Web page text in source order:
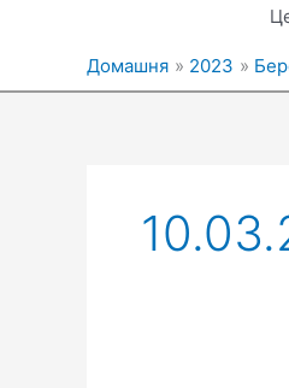
Домашня 2023